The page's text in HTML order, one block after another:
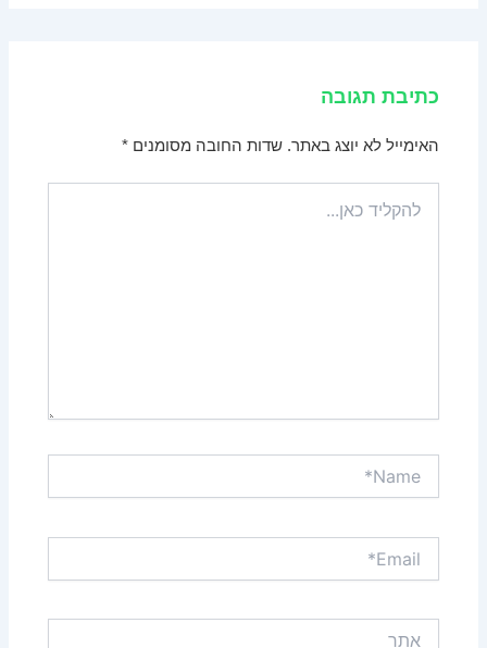
כתיבת תגובה
האימייל לא יוצג באתר. שדות החובה מסומנים*
כאן...